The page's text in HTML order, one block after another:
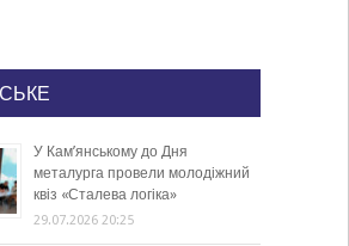
У Кам’янському до Дня
металурга провели молодіжний
квіз «Сталева логіка»
29.07.2026 20:25